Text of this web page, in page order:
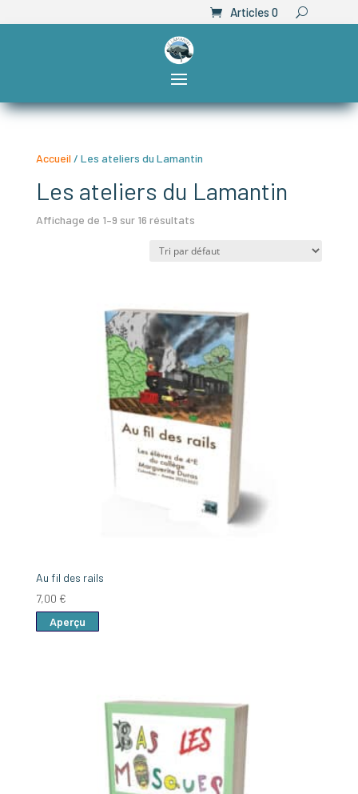
Articles 0
Accueil / Les ateliers du Lamantin
Les ateliers du Lamantin
Affichage de 1–9 sur 16 résultats
Au fil des rails
7,00 €
Aperçu